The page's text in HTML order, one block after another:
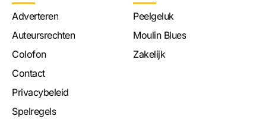
Adverteren
Auteursrechten
Colofon
Contact
Privacybeleid
Spelregels
Peelgeluk
Moulin Blues
Zakelijk